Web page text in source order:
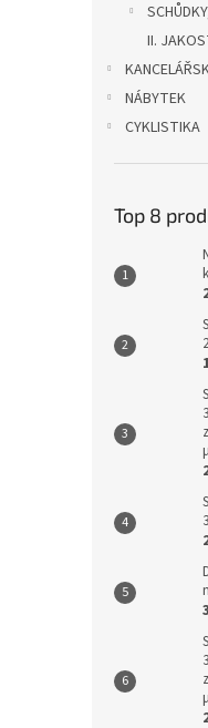
II.
NÁBYTEK
CYKLISTIKA
Top 8